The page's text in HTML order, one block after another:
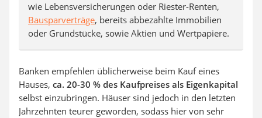
wie Lebensversicherungen oder Riester-Renten,
Bausparverträge, bereits abbezahlte Immobilien
oder Grundstücke, sowie Aktien und Wertpapiere.
Banken empfehlen üblicherweise beim Kauf eines
Hauses, ca. 20-30 % des Kaufpreises als Eigenkapital
selbst einzubringen. Häuser sind jedoch in den letzten
Jahrzehnten teurer geworden, sodass hier von sehr